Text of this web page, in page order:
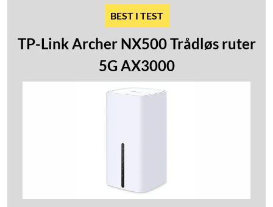
BEST I TEST
TP-Link Archer NX500 Trådløs ruter
5G AX3000